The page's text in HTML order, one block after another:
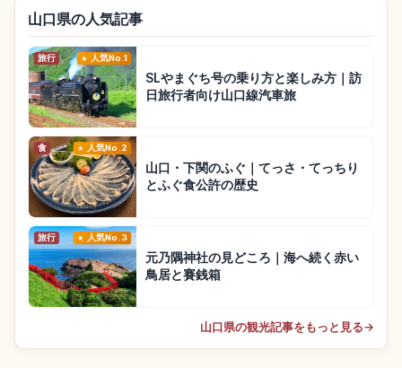
山口県の人気記事
旅行 人気No.1
SLやまぐち号の乗り方と楽しみ方｜訪
日旅行者向け山口線汽車旅
食 人気No.2
山口・下関のふぐ｜てっさ・てっちり
とふぐ食公許の歴史
旅行 人気No.3
元乃隅神社の見どころ｜海へ続く赤い
鳥居と賽銭箱
山口県の観光記事をもっと見る→